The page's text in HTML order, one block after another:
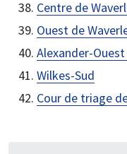
Centre de
Ouest de
Alexander-
Wilkes-Sud
Cour de triage